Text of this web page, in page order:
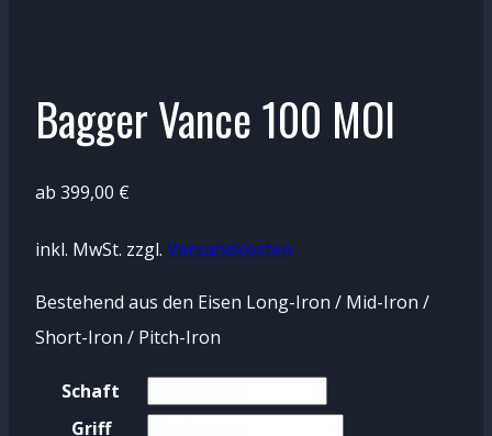
Bagger Vance 100 MOI
ab 399,00 €
inkl. MwSt. zzgl. Versandkosten
Bestehend aus den Eisen Long-Iron / Mid-Iron /
Short-Iron / Pitch-Iron
Schaft
Griff